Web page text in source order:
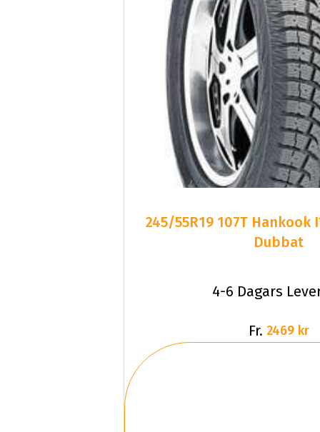
245/55R19 107T Hankook
Dubbat
4-6 Dagars
Fr. 2469 kr